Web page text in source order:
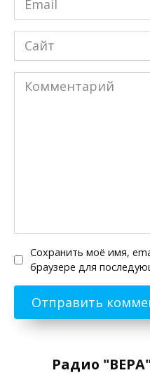
*
Сайт
Комментарий
Сохранить моё имя,
браузере для
Радио "ВЕРА"